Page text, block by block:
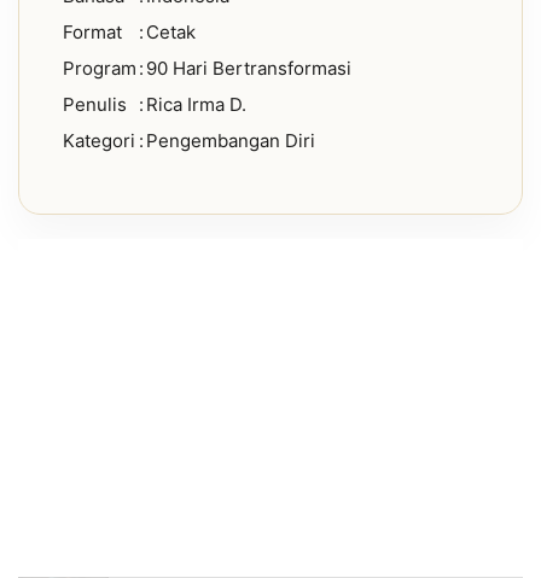
Format
: Cetak
Program : 90 Hari Bertransformasi
Penulis
: Rica Irma D.
Kategori : Pengembangan Diri